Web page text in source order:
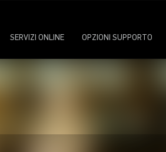
SERVIZI ONLINE OPZIONI SUPPORTO